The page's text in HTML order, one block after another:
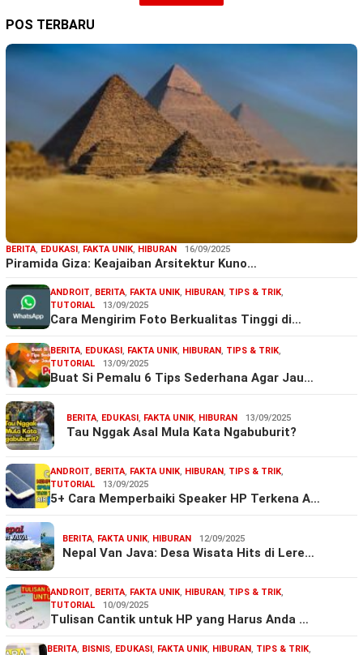
POS TERBARU
BERITA, EDUKASI, FAKTA UNIK, HIBURAN 16/09/2025
Piramida Giza: Keajaiban Arsitektur Kuno…
ANDROIT, BERITA, FAKTA UNIK, HIBURAN, TIPS & TRIK,
TUTORIAL
13/09/2025
Cara Mengirim Foto Berkualitas Tinggi di…
BERITA, EDUKASI, FAKTA UNIK, HIBURAN, TIPS & TRIK,
TUTORIAL
13/09/2025
Buat Si Pemalu 6 Tips Sederhana Agar Jau…
BERITA, EDUKASI, FAKTA UNIK, HIBURAN 13/09/2025
Tau Nggak Asal Mula Kata Ngabuburit?
ANDROIT, BERITA, FAKTA UNIK, HIBURAN, TIPS & TRIK,
TUTORIAL
13/09/2025
5+ Cara Memperbaiki Speaker HP Terkena A…
BERITA, FAKTA UNIK, HIBURAN 12/09/2025
Nepal Van Java: Desa Wisata Hits di Lere…
ANDROIT, BERITA, FAKTA UNIK, HIBURAN, TIPS & TRIK,
TUTORIAL
10/09/2025
Tulisan Cantik untuk HP yang Harus Anda …
BERITA, BISNIS, EDUKASI, FAKTA UNIK, HIBURAN, TIPS & TRIK,